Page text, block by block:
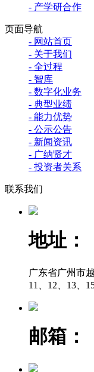
- 产学研合作
页面导航
- 网站首页
- 关于我们
- 全过程
- 智库
- 数字化业务
- 典型业绩
- 能力优势
- 公示公告
- 新闻资讯
- 广纳贤才
- 投资者关系
联系我们
地址：
广东省广州市
11、12、13、
邮箱：